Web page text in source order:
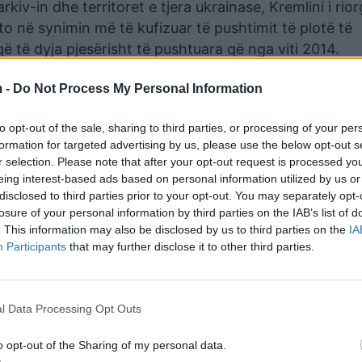
- Do Not Process My Personal Information
opt-out of the sale, sharing to third parties, or processing of your
for targeted advertising by us, please use the below opt-out
selection. Please note that after your opt-out request is processed
interest-based ads based on personal information utilized by us
to third parties prior to your opt-out. You may separately
of your personal information by third parties on the IAB’s list of
This information may also be disclosed by us to third parties on the
Participants that may further disclose it to other third parties.
Data Processing Opt Outs
opt-out of the Sharing of my personal data.
in dhe territoret e tjera ukrainase, Kremlini i
në synimin më të kufizuar të pushtimit të plotë të
të dyja pjesërisht të pushtuara që nga viti 2014.
janë arritur disa përfitime drejt këtij qëllimi. Por në
të klasifikohet si një dështim strategjik, pasi po
një territor jo-strategjik.
të tjera. Trupat e përdorura si “mish për top” në
jo rusë etnikë. Dhe kjo ka shkaktuar
tensionet mes trupave etnike ruse dhe atyre që
(kryesisht mysliman).
pakënaqësia midis familjeve të tyre paraqet një
ai që është ndoshta “basti i keq” dhe më i
për rifurnizimin, rreth 20.000 trupa ruse janë
kanë aftësinë për të çarë rrethimin apo të luftojnë